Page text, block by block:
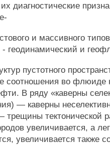
диагностические
и массивного
геодинамический и
пустотного
соотношения во
В ряду «каверны
— каверны
тектонической
увеличивается, а
увеличивается также